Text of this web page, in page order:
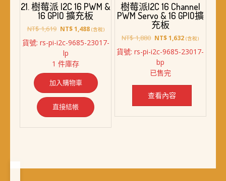
21. 樹莓派 I2C 16 PWM &
16 GPIO 擴充板
NT$1,619 原
價
格：
NT$ 1,619。
NT$1,488目
價
(含稅)
貨號: rs-pi-i2c-9685-23017-
lp
1 件庫存
加入購物車
直接結帳
樹莓派I2C 16 Channel
PWM Servo & 16 GPIO擴
充板
NT$1,880 原
價
格：
NT$ 1,880。
NT$1,632目
價
(含稅)
貨號: rs-pi-i2c-9685-23017-
bp
已售完
查看內容